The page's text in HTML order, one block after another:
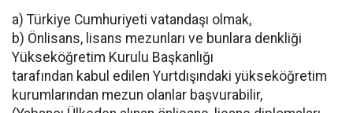
a) Türkiye Cumhuriyeti vatandaşı olmak,
b) Önlisans, lisans mezunları ve bunlara denkliği
Yükseköğretim Kurulu Başkanlığı
tarafından kabul edilen Yurtdışındaki yükseköğretim
kurumlarından mezun olanlar başvurabilir,